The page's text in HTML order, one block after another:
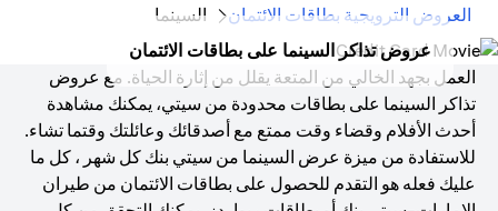
العروض الترويجية بطاقات الائتمان
السينما
عروض تذاكر السينما على بطاقات الائتمان
العمل بجهد الخالي من المتعة يقلل من إثارة الحياة. مع عروض
تذاكر السينما على بطاقات محدودة من سيتي، يمكنك مشاهدة
أحدث الأفلام وقضاء وقت ممتع مع أصدقائك وعائلتك وقتما تشاء.
للاستفادة من ميزة عرض السينما من سيتي بنك كل شهر ، كل ما
عليك فعله هو التقدم للحصول على بطاقات الائتمان من طيران